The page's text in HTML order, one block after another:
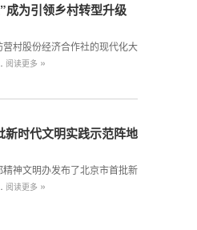
成为引领乡村转型升级
村股份经济合作社的现代化大
阅读更多 »
新时代文明实践示范阵地
神文明办发布了北京市首批新
阅读更多 »